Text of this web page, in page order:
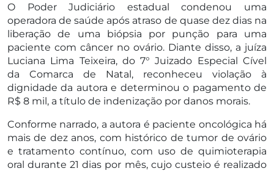
O Poder Judiciário estadual condenou uma
operadora de saúde após atraso de quase dez dias na
liberação de uma biópsia por punção para uma
paciente com câncer no ovário. Diante disso, a juíza
Luciana Lima Teixeira, do 7° Juizado Especial Cível
da Comarca de Natal, reconheceu violação à
dignidade da autora e determinou o pagamento de
R$ 8 mil, a título de indenização por danos morais.
Conforme narrado, a autora é paciente oncológica há
mais de dez anos, com histórico de tumor de ovário
e tratamento contínuo, com uso de quimioterapia
oral durante 21 dias por mês, cujo custeio é realizado